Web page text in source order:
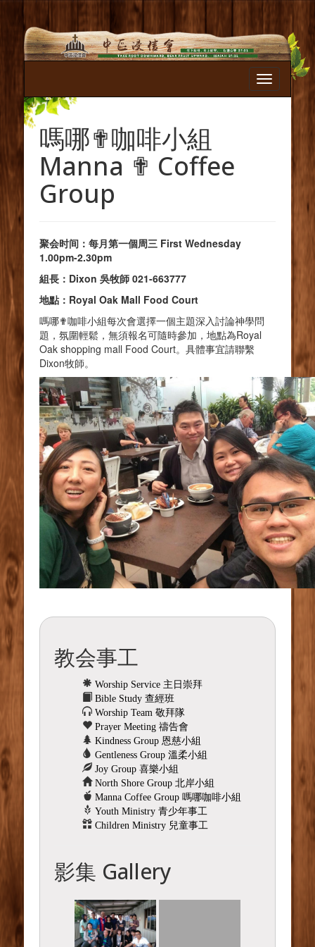
Toggle
navigation
嗎哪✟咖啡小組
Manna ✟ Coffee
Group
聚会时间：每月第一個周三 First Wednesday
1.00pm-2.30pm
組長：Dixon 吳牧師 021-663777
地點：Royal Oak Mall Food Court
嗎哪✟咖啡小組每次會選擇一個主題深入討論神學問
題，氛圍輕鬆，無須報名可隨時參加，地點為Royal
Oak shopping mall Food Court。具體事宜請聯繫
Dixon牧師。
教会事工
Worship Service 主日崇拜
Bible Study 查經班
Worship Team 敬拜隊
Prayer Meeting 禱告會
Kindness Group 恩慈小組
Gentleness Group 溫柔小組
Joy Group 喜樂小組
North Shore Group 北岸小組
Manna Coffee Group 嗎哪咖啡小組
Youth Ministry 青少年事工
Children Ministry 兒童事工
影集 Gallery